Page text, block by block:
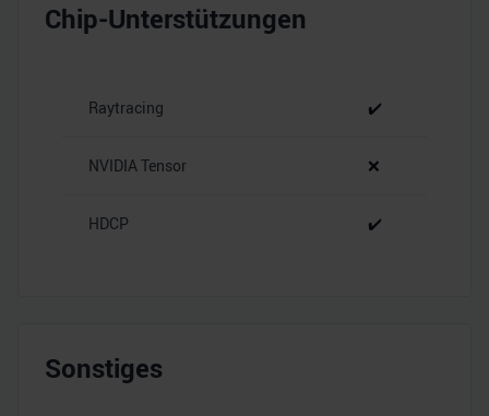
Chip-Unterstützungen
Raytracing ✔️
NVIDIA Tensor ❌
HDCP ✔️
Sonstiges